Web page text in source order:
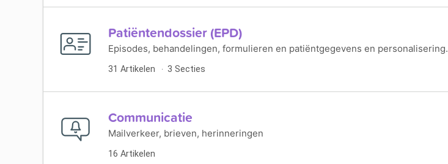
Patiëntendossier (EPD)
Episodes, behandelingen, formulieren en patiëntgegevens en personalisering.
31 Artikelen 3 Secties
Communicatie
Mailverkeer, brieven, herinneringen
16 Artikelen